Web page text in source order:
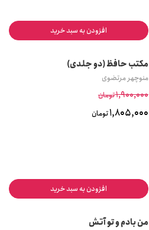
افزودن به سبد خرید
مکتب حافظ (دو جلدی)
منوچهر مرتضوی
1,900,000تومان
1,805,000تومان
افزودن به سبد خرید
من بادم و تو آتش